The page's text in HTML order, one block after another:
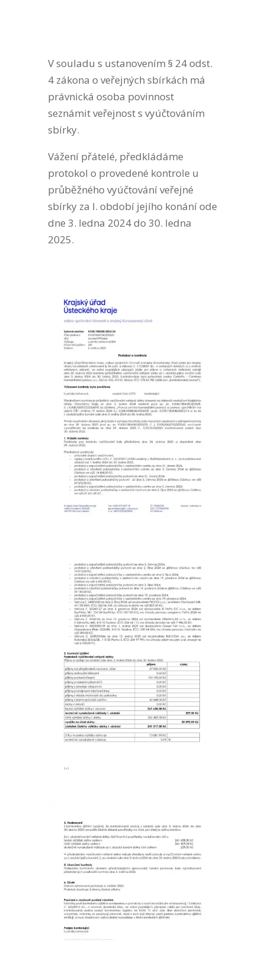
V souladu s ustanovením § 24 odst.
4 zákona o veřejných sbírkách má
právnická osoba povinnost
seznámit veřejnost s vyúčtováním
sbírky.
Vážení přátelé, předkládáme
protokol o provedené kontrole u
průběžného vyúčtování veřejné
sbírky za I. období jejího konání ode
dne 3. ledna 2024 do 30. ledna
2025.